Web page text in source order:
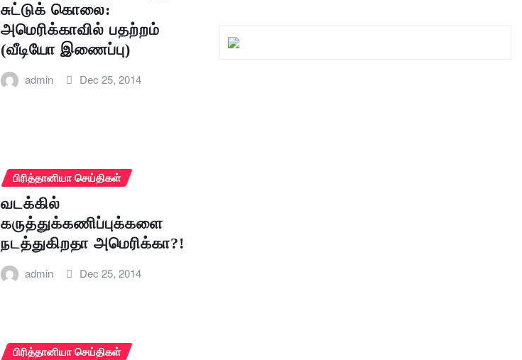
சுட்டுக் கொலை:
அமெரிக்காவில் பதற்றம்
(வீடியோ இணைப்பு)
admin Dec 25, 2014
பிரித்தானியா செய்திகள்
வடக்கில்
கருத்துக்கணிப்புக்களை
நடத்துகிறதா அமெரிக்கா?!
admin Dec 25, 2014
பிரித்தானியா செய்திகள்